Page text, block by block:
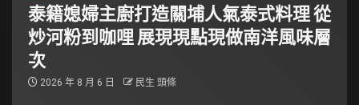
泰籍媳婦主廚打造關埔人氣泰式料理 從
炒河粉到咖哩 展現現點現做南洋風味層
次
2026 年 8 月 6 日 民生 頭條